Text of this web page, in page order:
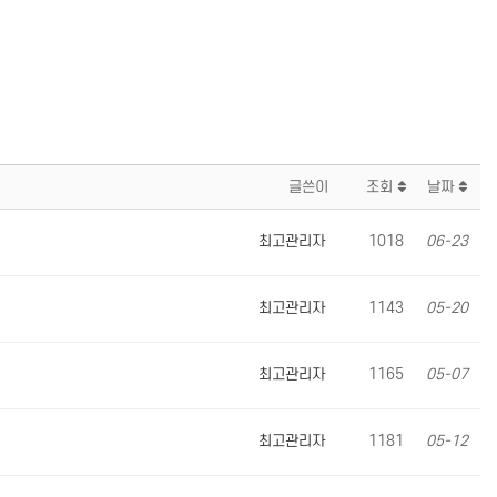
글쓴이 조회 날짜
최고관리자 1018 06-23
최고관리자 1143 05-20
최고관리자 1165 05-07
최고관리자 1181 05-12